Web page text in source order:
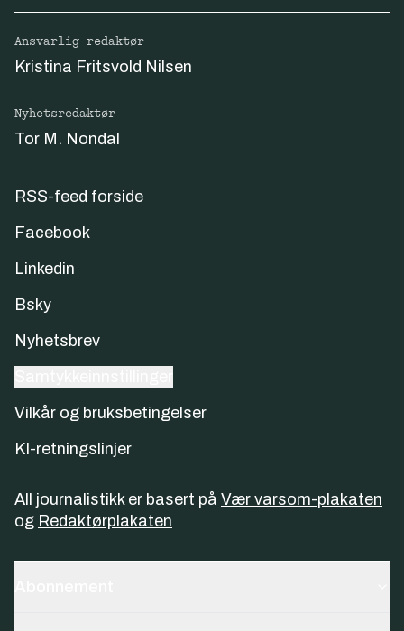
Ansvarlig redaktør
Kristina Fritsvold Nilsen
Nyhetsredaktør
Tor M. Nondal
RSS-feed forside
Facebook
Linkedin
Bsky
Nyhetsbrev
Vilkår og bruksbetingelser
KI-retningslinjer
All journalistikk er basert på Vær varsom-plakaten
og Redaktørplakaten